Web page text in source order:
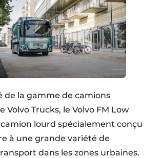
de la gamme de camions
Volvo Trucks, le Volvo FM Low
lourd spécialement conçu
à une grande variété de
dans les zones urbaines.